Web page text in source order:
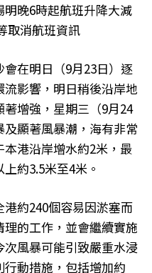
晚6時起航班升降大減
取消航班資訊
在明日（9月23日）逐
影響，明日稍後沿岸地
增強，星期三（9月24
顯著風暴潮，海有非常
港沿岸增水約2米，最
約3.5米至4米。
約240個容易因淤塞而
的工作，並會繼續實施
次風暴可能引致嚴重水浸
動措施，包括增加約